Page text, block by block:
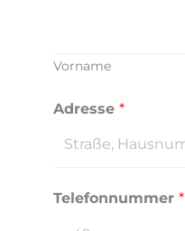
e
-
l
Vorname
Adresse*
Telefonnummer*